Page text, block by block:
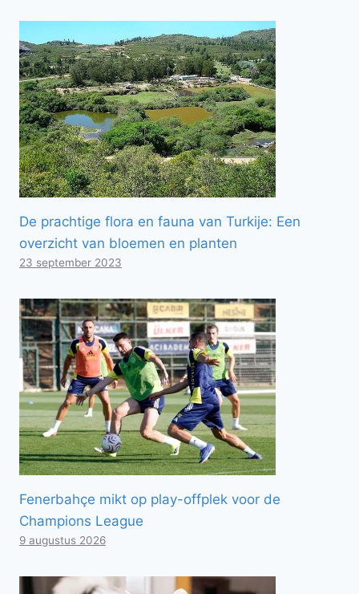
De prachtige flora en fauna van Turkije: Een
overzicht van bloemen en planten
23 september 2023
Fenerbahçe mikt op play-offplek voor de
Champions League
9 augustus 2026